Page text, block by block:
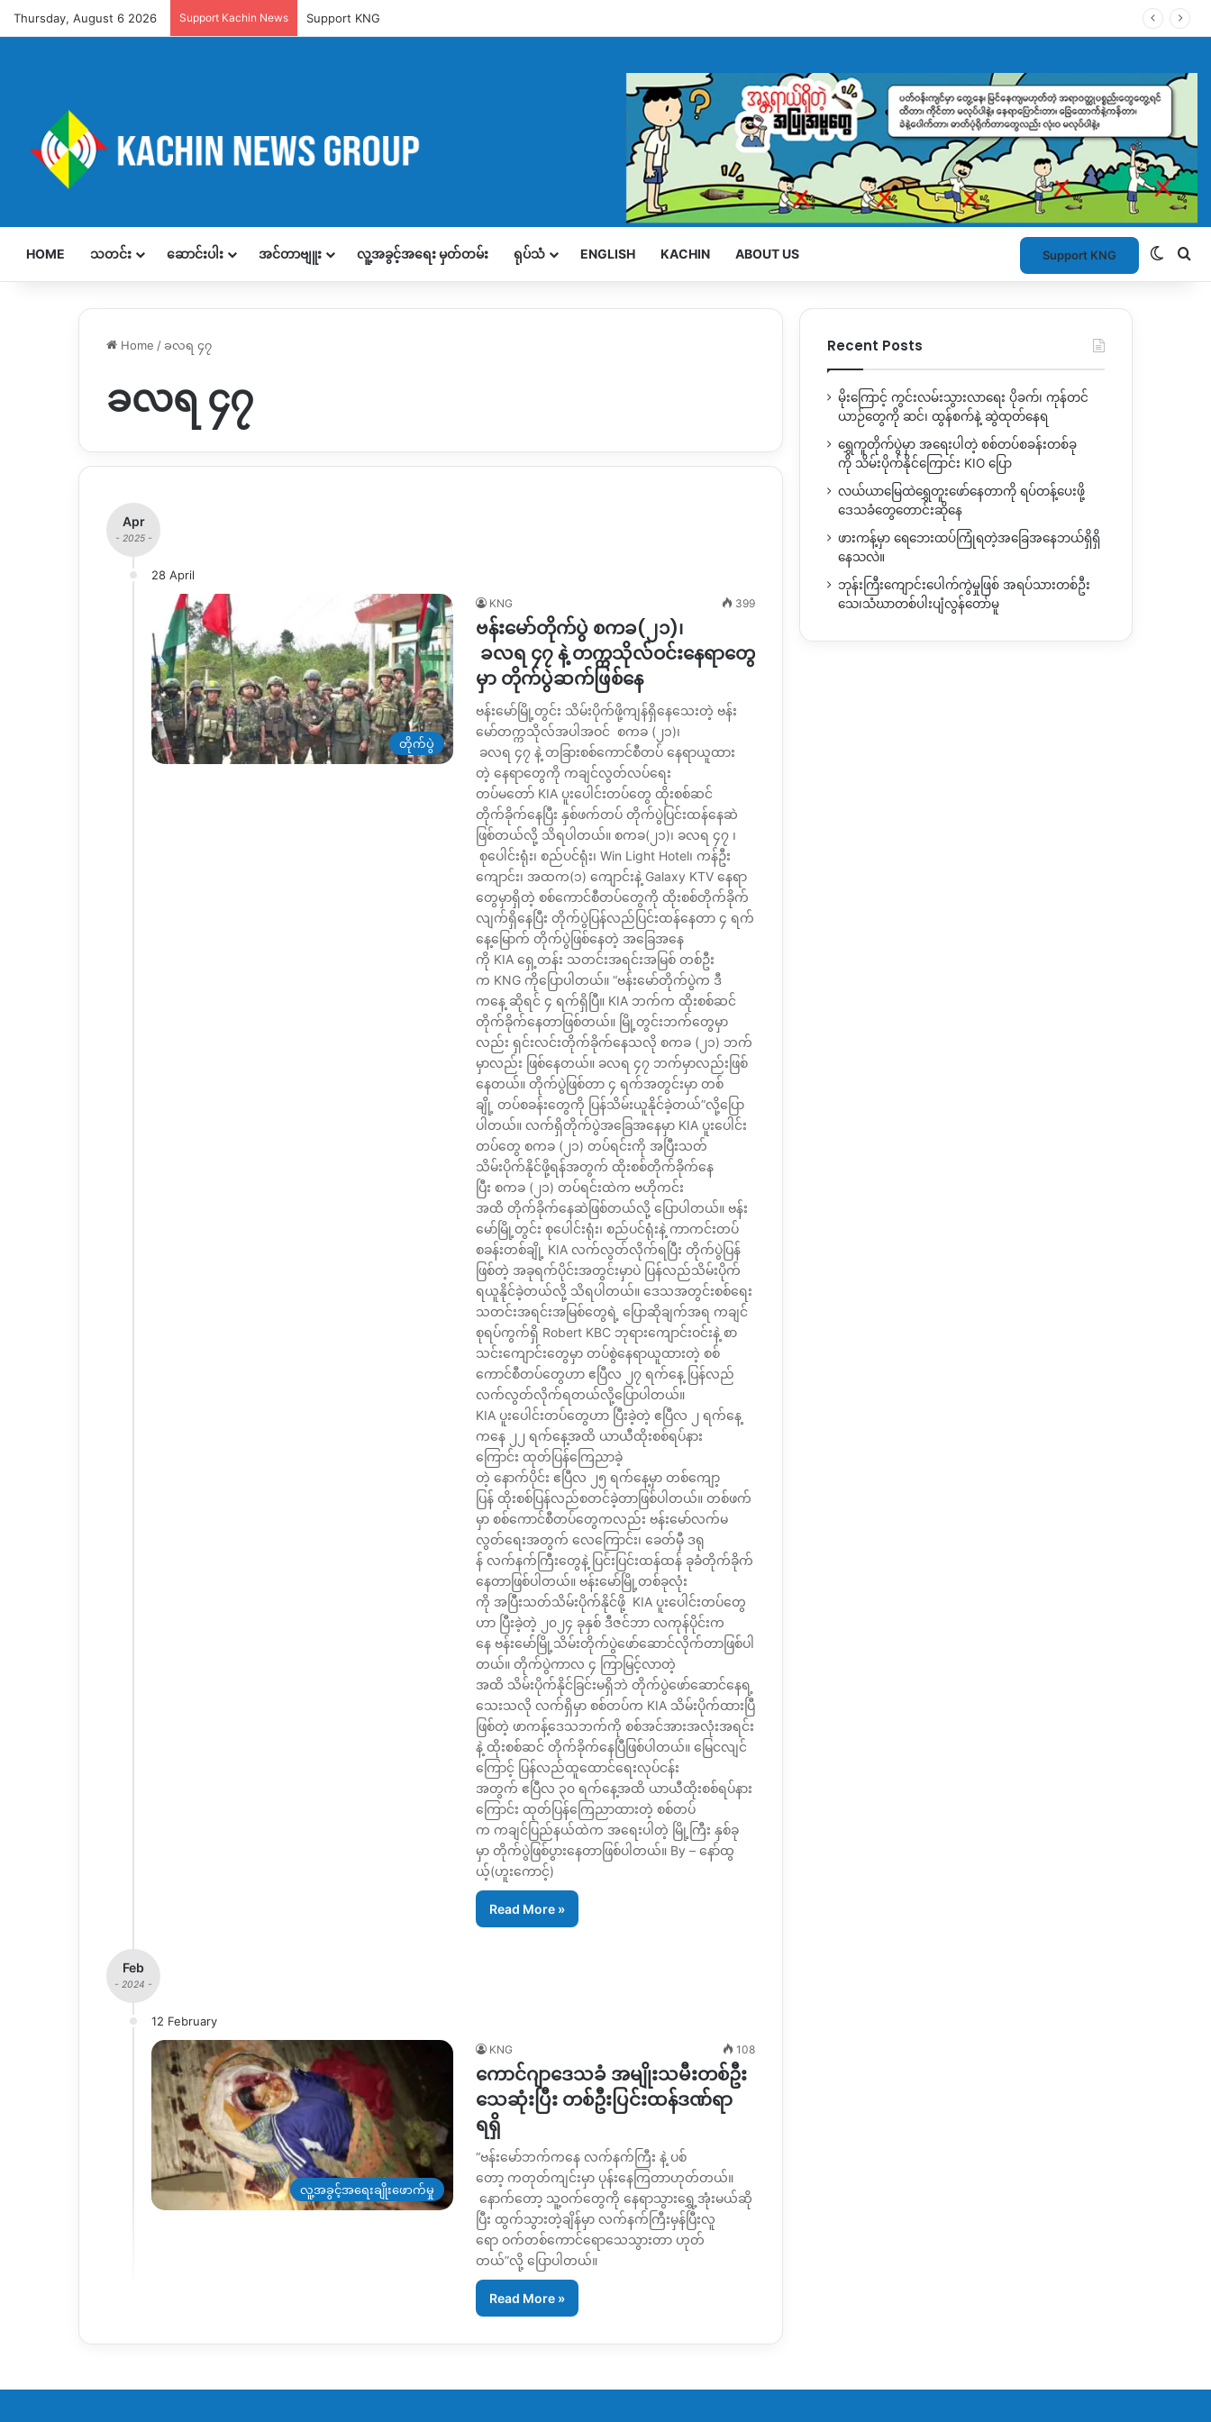
Thursday, August 6 2026 Support Kachin News Support KNG
HOME သတင်း ဆောင်းပါး အင်တာဗျူး လူ့အခွင့်အရေး မှတ်တမ်း ရုပ်သံ ENGLISH KACHIN ABOUT US Support KNG
Home /ခလရ ၄၇
ခလရ ၄၇
Apr
- 2025 -
28 April
တိုက်ပွဲ
KNG 399
ဗန်းမော်တိုက်ပွဲ စကခ(၂၁)၊
ခလရ ၄၇ နဲ့ တက္ကသိုလ်ဝင်းနေရာတွေ
မှာ တိုက်ပွဲဆက်ဖြစ်နေ
ဗန်းမော်မြို့တွင်း သိမ်းပိုက်ဖို့ကျန်ရှိနေသေးတဲ့ ဗန်း
မော်တက္ကသိုလ်အပါအဝင် စကခ (၂၁)၊
ခလရ ၄၇ နဲ့ တခြားစစ်ကောင်စီတပ် နေရာယူထား
တဲ့ နေရာတွေကို ကချင်လွတ်လပ်ရေး
တပ်မတော် KIA ပူးပေါင်းတပ်တွေ ထိုးစစ်ဆင်
တိုက်ခိုက်နေပြီး နှစ်ဖက်တပ် တိုက်ပွဲပြင်းထန်နေဆဲ
ဖြစ်တယ်လို့ သိရပါတယ်။ စကခ(၂၁)၊ ခလရ ၄၇ ၊
စုပေါင်းရုံး၊ စည်ပင်ရုံး၊ Win Light Hotel၊ ကန်ဦး
ကျောင်း၊ အထက(၁) ကျောင်းနဲ့ Galaxy KTV နေရာ
တွေမှာရှိတဲ့ စစ်ကောင်စီတပ်တွေကို ထိုးစစ်တိုက်ခိုက်
လျက်ရှိနေပြီး တိုက်ပွဲပြန်လည်ပြင်းထန်နေတာ ၄ ရက်
နေ့မြောက် တိုက်ပွဲဖြစ်နေတဲ့ အခြေအနေ
ကို KIA ရှေ့တန်း သတင်းအရင်းအမြစ် တစ်ဦး
က KNG ကိုပြောပါတယ်။ “ဗန်းမော်တိုက်ပွဲက ဒီ
ကနေ့ ဆိုရင် ၄ ရက်ရှိပြီ။ KIA ဘက်က ထိုးစစ်ဆင်
တိုက်ခိုက်နေတာဖြစ်တယ်။ မြို့တွင်းဘက်တွေမှာ
လည်း ရှင်းလင်းတိုက်ခိုက်နေသလို စကခ (၂၁) ဘက်
မှာလည်း ဖြစ်နေတယ်။ ခလရ ၄၇ ဘက်မှာလည်းဖြစ်
နေတယ်။ တိုက်ပွဲဖြစ်တာ ၄ ရက်အတွင်းမှာ တစ်
ချို့ တပ်စခန်းတွေကို ပြန်သိမ်းယူနိုင်ခဲ့တယ်”လို့ပြော
ပါတယ်။ လက်ရှိတိုက်ပွဲအခြေအနေမှာ KIA ပူးပေါင်း
တပ်တွေ စကခ (၂၁) တပ်ရင်းကို အပြီးသတ်
သိမ်းပိုက်နိုင်ဖို့ရန်အတွက် ထိုးစစ်တိုက်ခိုက်နေ
ပြီး စကခ (၂၁) တပ်ရင်းထဲက ဗဟိုကင်း
အထိ တိုက်ခိုက်နေဆဲဖြစ်တယ်လို့ ပြောပါတယ်။ ဗန်း
မော်မြို့တွင်း စုပေါင်းရုံး၊ စည်ပင်ရုံးနဲ့ ကာကင်းတပ်
စခန်းတစ်ချို့ KIA လက်လွတ်လိုက်ရပြီး တိုက်ပွဲပြန်
ဖြစ်တဲ့ အခုရက်ပိုင်းအတွင်းမှာပဲ ပြန်လည်သိမ်းပိုက်
ရယူနိုင်ခဲ့တယ်လို့ သိရပါတယ်။ ဒေသအတွင်းစစ်ရေး
သတင်းအရင်းအမြစ်တွေရဲ့ ပြောဆိုချက်အရ ကချင်
စုရပ်ကွက်ရှိ Robert KBC ဘုရားကျောင်းဝင်းနဲ့ စာ
သင်းကျောင်းတွေမှာ တပ်စွဲနေရာယူထားတဲ့ စစ်
ကောင်စီတပ်တွေဟာ ဧပြီလ ၂၇ ရက်နေ့ ပြန်လည်
လက်လွတ်လိုက်ရတယ်လို့ပြောပါတယ်။
KIA ပူးပေါင်းတပ်တွေဟာ ပြီးခဲ့တဲ့ ဧပြီလ ၂ ရက်နေ့
ကနေ ၂၂ ရက်နေ့အထိ ယာယီထိုးစစ်ရပ်နား
ကြောင်း ထုတ်ပြန်ကြေညာခဲ့
တဲ့ နောက်ပိုင်း ဧပြီလ ၂၅ ရက်နေ့မှာ တစ်ကျော့
ပြန် ထိုးစစ်ပြန်လည်စတင်ခဲ့တာဖြစ်ပါတယ်။ တစ်ဖက်
မှာ စစ်ကောင်စီတပ်တွေကလည်း ဗန်းမော်လက်မ
လွတ်ရေးအတွက် လေကြောင်း၊ ခေတ်မှီ ဒရု
န် လက်နက်ကြီးတွေနဲ့ ပြင်းပြင်းထန်ထန် ခုခံတိုက်ခိုက်
နေတာဖြစ်ပါတယ်။ ဗန်းမော်မြို့တစ်ခုလုံး
ကို အပြီးသတ်သိမ်းပိုက်နိုင်ဖို့ KIA ပူးပေါင်းတပ်တွေ
ဟာ ပြီးခဲ့တဲ့ ၂၀၂၄ ခုနှစ် ဒီဇင်ဘာ လကုန်ပိုင်းက
နေ ဗန်းမော်မြို့သိမ်းတိုက်ပွဲဖော်ဆောင်လိုက်တာဖြစ်ပါ
တယ်။ တိုက်ပွဲကာလ ၄ ကြာမြင့်လာတဲ့
အထိ သိမ်းပိုက်နိုင်ခြင်းမရှိဘဲ တိုက်ပွဲဖော်ဆောင်နေရ့
သေးသလို လက်ရှိမှာ စစ်တပ်က KIA သိမ်းပိုက်ထားပြီ
ဖြစ်တဲ့ ဖာကန့်ဒေသဘက်ကို စစ်အင်အားအလုံးအရင်း
နဲ့ ထိုးစစ်ဆင် တိုက်ခိုက်နေပြီဖြစ်ပါတယ်။ မြေငလျင်
ကြောင့် ပြန်လည်ထူထောင်ရေးလုပ်ငန်း
အတွက် ဧပြီလ ၃၀ ရက်နေ့အထိ ယာယီထိုးစစ်ရပ်နား
ကြောင်း ထုတ်ပြန်ကြေညာထားတဲ့ စစ်တပ်
က ကချင်ပြည်နယ်ထဲက အရေးပါတဲ့ မြို့ကြီး နှစ်ခု
မှာ တိုက်ပွဲဖြစ်ပွားနေတာဖြစ်ပါတယ်။ By – နော်ထွ
ယ့်(ဟူးကောင့်)
Read More »
Feb
- 2024 -
12 February
လူ့အခွင့်အရေးချိုးဖောက်မှု
KNG 108
ကောင်ဂျာဒေသခံ အမျိုးသမီးတစ်ဦး
သေဆုံးပြီး တစ်ဦးပြင်းထန်ဒဏ်ရာ
ရရှိ
“ဗန်းမော်ဘက်ကနေ လက်နက်ကြီး နဲ့ ပစ်
တော့ ကတုတ်ကျင်းမှာ ပုန်းနေကြတာဟုတ်တယ်။
နောက်တော့ သူ့ဝက်တွေကို နေရာသွားရွှေ့အုံးမယ်ဆို
ပြီး ထွက်သွားတဲ့ချိန်မှာ လက်နက်ကြီးမှန်ပြီးလူ
ရော ဝက်တစ်ကောင်ရောသေသွားတာ ဟုတ်
တယ်”လို့ ပြောပါတယ်။
Read More »
Recent Posts
မိုးကြောင့် ကွင်းလမ်းသွားလာရေး ပိုခက်၊ ကုန်တင်
ယာဉ်တွေကို ဆင်၊ ထွန်စက်နဲ့ ဆွဲထုတ်နေရ
ရွှေကူတိုက်ပွဲမှာ အရေးပါတဲ့ စစ်တပ်စခန်းတစ်ခု
ကို သိမ်းပိုက်နိုင်ကြောင်း KIO ပြော
လယ်ယာမြေထဲရွှေတူးဖော်နေတာကို ရပ်တန့်ပေးဖို့
ဒေသခံတွေတောင်းဆိုနေ
ဖားကန့်မှာ ရေဘေးထပ်ကြုံရတဲ့အခြေအနေဘယ်ရှိရှိ
နေသလဲ။
ဘုန်းကြီးကျောင်းပေါက်ကွဲမှုဖြစ် အရပ်သားတစ်ဦး
သေ၊သံဃာတစ်ပါးပျံလွန်တော်မူ